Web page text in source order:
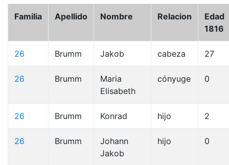
Familia Apellido Nombre Relacion
Edad
1816
26 Brumm Jakob cabeza 27
26 Brumm
Maria
Elisabeth
cónyuge 0
26 Brumm Konrad hijo 2
26 Brumm
Johann
Jakob
hijo 0